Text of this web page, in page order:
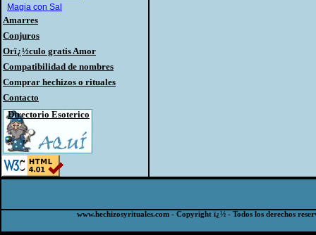
Magia con Sal
Amarres
Conjuros
Orï¿½culo gratis Amor
Compatibilidad de nombres
Comprar hechizos o rituales
Contacto
Directorio Esoterico
www.hechizosyrituales.com - Copyright ï¿½ - Todos los derechos